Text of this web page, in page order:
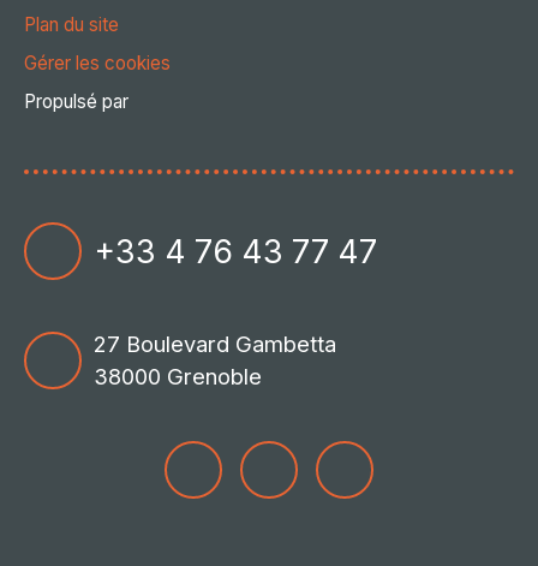
Plan du site
Gérer les cookies
Propulsé par
+33 4 76 43 77 47
27 Boulevard Gambetta
38000 Grenoble